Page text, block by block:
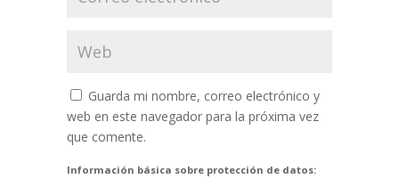
Guarda mi nombre, correo electrónico y
web en este navegador para la próxima vez
que comente.
Información básica sobre protección de datos: